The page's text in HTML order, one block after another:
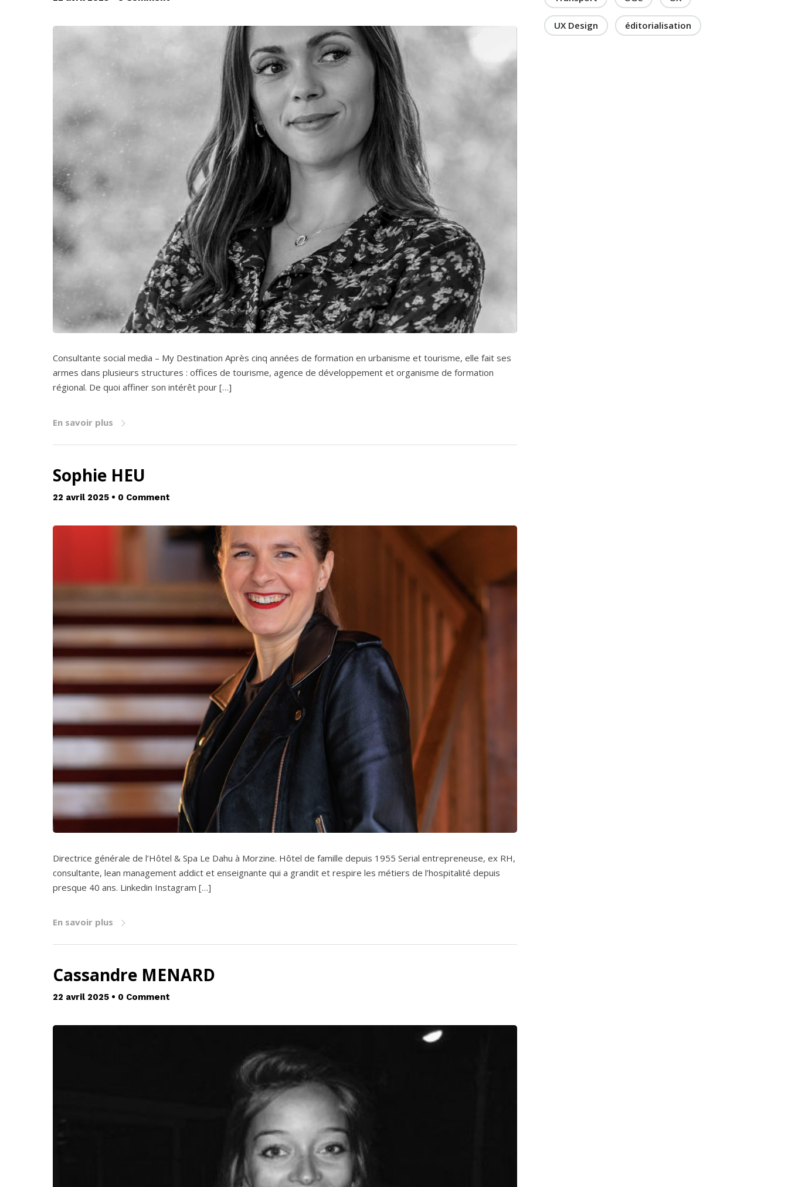
Consultante social media – My Destination Après cinq années de formation en urbanisme et tourisme, elle fait ses
armes dans plusieurs structures : offices de tourisme, agence de développement et organisme de formation
régional. De quoi affiner son intérêt pour […]
En savoir plus
Sophie HEU
22 avril 2025 • 0 Comment
Directrice générale de l’Hôtel & Spa Le Dahu à Morzine. Hôtel de famille depuis 1955 Serial entrepreneuse, ex RH,
consultante, lean management addict et enseignante qui a grandit et respire les métiers de l’hospitalité depuis
presque 40 ans. Linkedin Instagram […]
En savoir plus
Cassandre MENARD
22 avril 2025 • 0 Comment
UX Design éditorialisation